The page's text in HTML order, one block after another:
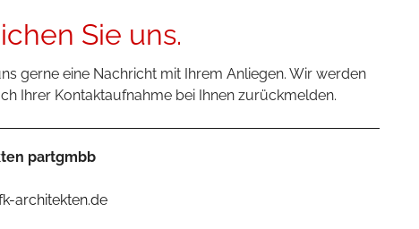
Sie uns.
gerne eine Nachricht mit Ihrem Anliegen. Wir werden
Ihrer Kontaktaufnahme bei Ihnen zurückmelden.
partgmbb
architekten.de